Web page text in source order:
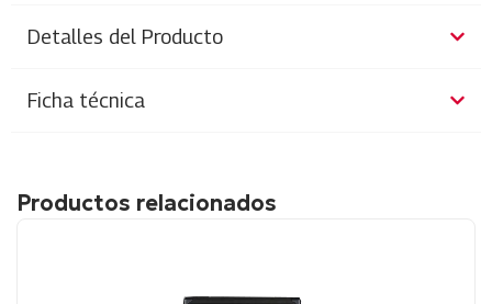
Detalles del Producto
Ficha técnica
Productos relacionados